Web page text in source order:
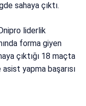
sahaya çıktı.
liderlik
forma giyen
çıktığı 18 maçta
yapma başarısı